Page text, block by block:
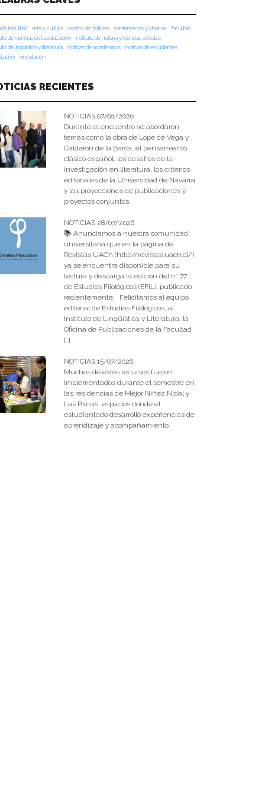
facultad arte y cultura centro de noticias conferencias y charlas
facultad
de ciencias de la educación
instituto de historia y ciencias sociales
de lingüística y literatura
noticias de académicos
noticias de estudiantes
vinculación
RECIENTES
NOTICIAS 07/08/2026
Durante el encuentro se abordaron
temas como la obra de Lope de Vega y
Calderón de la Barca, el pensamiento
clásico español, los desafíos de la
investigación en literatura, los criterios
editoriales de la Universidad de Navarra
y las proyecciones de publicaciones y
proyectos conjuntos.
NOTICIAS 28/07/2026
📚 Anunciamos a nuestra comunidad
universitaria que en la página de
Revistas UACh (http://revistas.uach.cl/),
ya se encuentra disponible para su
lectura y descarga la edición del n° 77
de Estudios Filológicos (EFIL), publicado
recientemente. Felicitamos al equipo
editorial de Estudios Filológicos, al
Instituto de Lingüística y Literatura, la
Oficina de Publicaciones de la Facultad
[…]
NOTICIAS 15/07/2026
Muchos de estos recursos fueron
implementados durante el semestre en
las residencias de Mejor Niñez Nidal y
Las Parras, espacios donde el
estudiantado desarrolló experiencias de
aprendizaje y acompañamiento.